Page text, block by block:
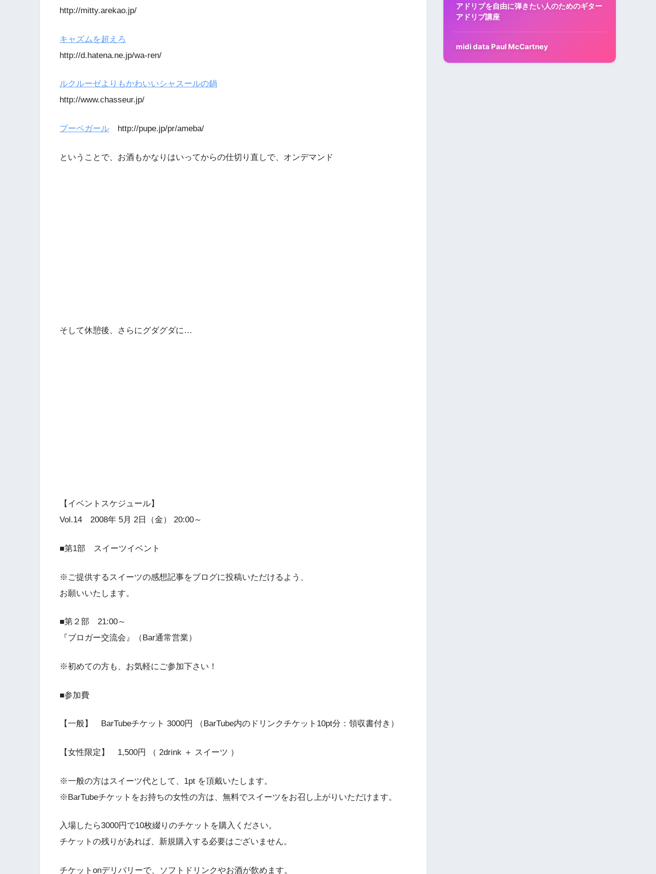
http://mitty.arekao.jp/
キャズムを超えろ
http://d.hatena.ne.jp/wa-ren/
ルクルーゼよりもかわいいシャスールの鍋
http://www.chasseur.jp/
プーペガール http://pupe.jp/pr/ameba/
ということで、お酒もかなりはいってからの仕切り直しで、オンデマンド
そして休憩後、さらにグダグダに…
【イベントスケジュール】
Vol.14 2008年 5月 2日（金） 20:00～
■第1部 スイーツイベント
※ご提供するスイーツの感想記事をブログに投稿いただけるよう、
お願いいたします。
■第２部 21:00～
『ブロガー交流会』（Bar通常営業）
※初めての方も、お気軽にご参加下さい！
■参加費
【一般】 BarTubeチケット 3000円 （BarTube内のドリンクチケット10pt分：領収書付き）
【女性限定】 1,500円 （ 2drink ＋ スイーツ ）
※一般の方はスイーツ代として、1pt を頂戴いたします。
※BarTubeチケットをお持ちの女性の方は、無料でスイーツをお召し上がりいただけます。
入場したら3000円で10枚綴りのチケットを購入ください。
チケットの残りがあれば、新規購入する必要はございません。
チケットonデリバリーで、ソフトドリンクやお酒が飲めます。
アドリブを自由に弾きたい人のためのギター
アドリブ講座
midi data Paul McCartney